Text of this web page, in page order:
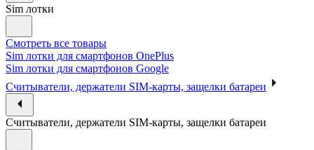
Sim лотки
Смотреть все товары
Sim лотки для смартфонов OnePlus
Sim лотки для смартфонов Google
Считыватели, держатели SIM-карты, защелки батареи
Считыватели, держатели SIM-карты, защелки батареи